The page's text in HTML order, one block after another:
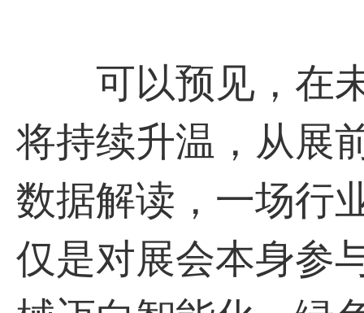
可以预见，在未
将持续升温，从展
数据解读，一场行
仅是对展会本身参